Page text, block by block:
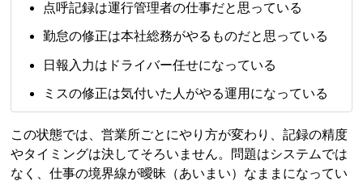
点呼記録は運行管理者の仕事だと思っている
勤怠の修正は本社総務がやるものだと思っている
日報入力はドライバー任せになっている
ミスの修正は気付いた人がやる運用になっている
この状態では、営業所ごとにやり方が変わり、記録の精度
やタイミングは決してそろいません。問題はシステムでは
なく、仕事の境界線が曖昧（あいまい）なままになってい